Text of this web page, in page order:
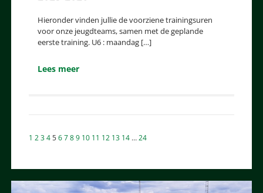
Hieronder vinden jullie de voorziene trainingsuren
voor onze jeugdteams, samen met de geplande
eerste training. U6 : maandag […]
Lees meer
Berichten
1 2 3 4 5 6 7 8 9 10 11 12 13 14 … 24